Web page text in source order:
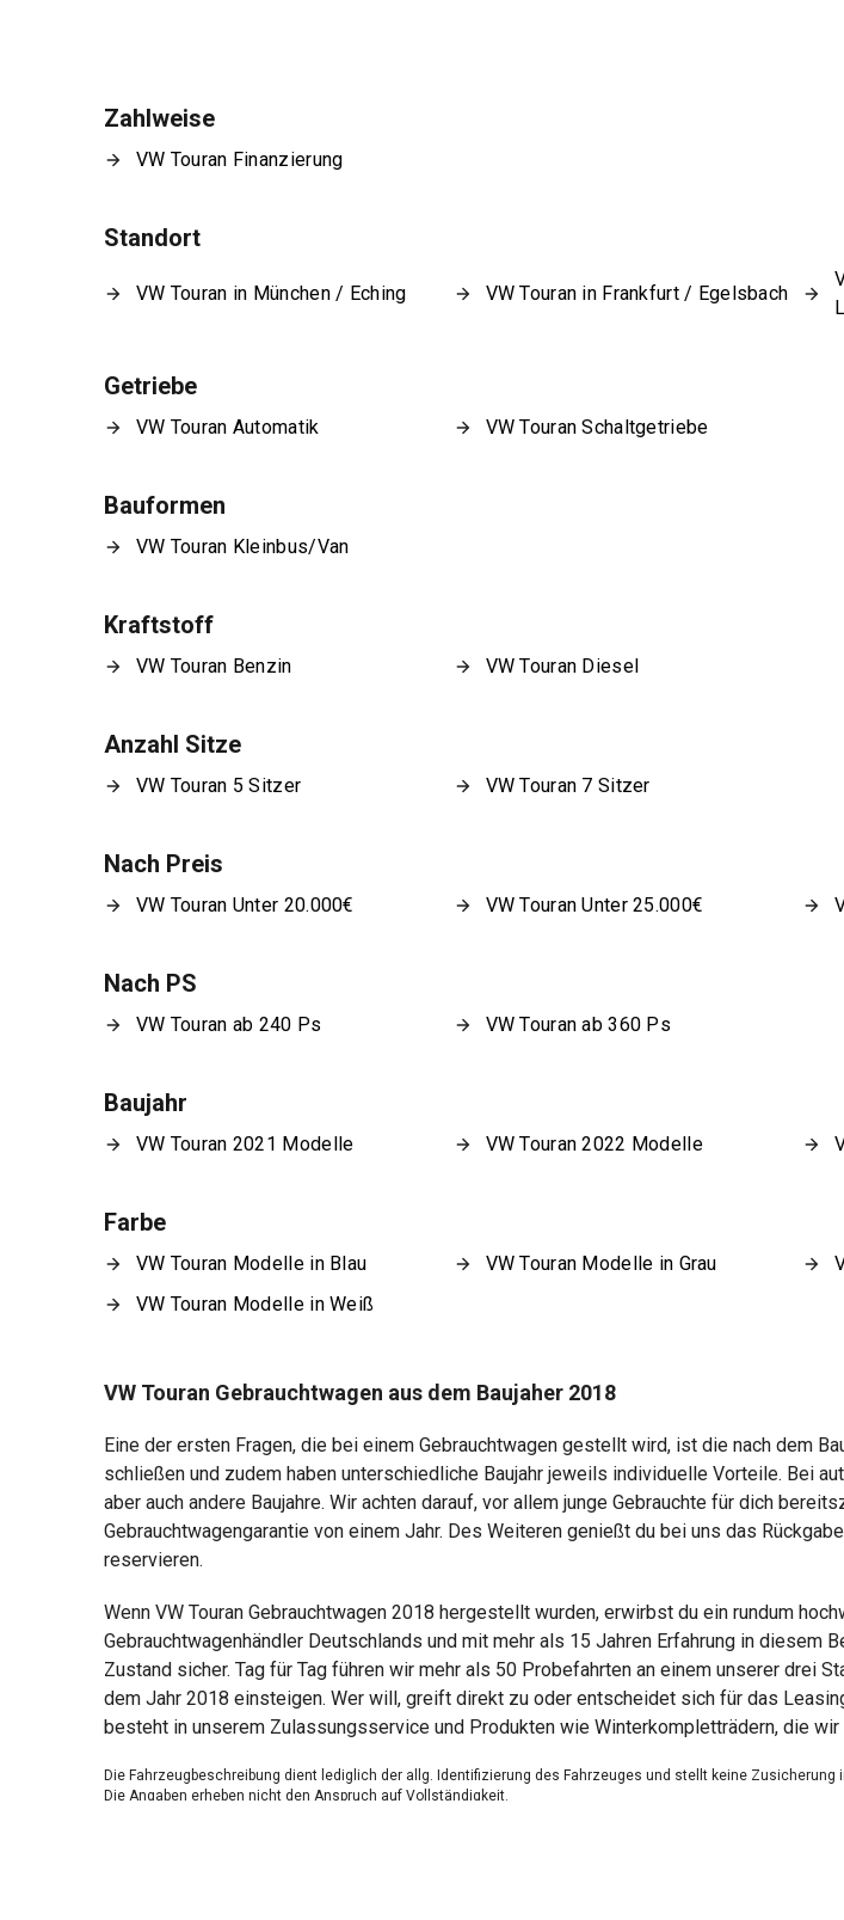
Zahlweise
VW Touran Finanzierung
Standort
VW Touran in München / Eching VW Touran in Frankfurt / Egelsbach
Getriebe
VW Touran Automatik VW Touran Schaltgetriebe
Bauformen
VW Touran Kleinbus/Van
Kraftstoff
VW Touran Benzin VW Touran Diesel
Anzahl Sitze
VW Touran 5 Sitzer VW Touran 7 Sitzer
Nach Preis
VW Touran Unter 20.000€ VW Touran Unter 25.000€
Nach PS
VW Touran ab 240 Ps VW Touran ab 360 Ps
Baujahr
VW Touran 2021 Modelle VW Touran 2022 Modelle
Farbe
VW Touran Modelle in Blau VW Touran Modelle in Grau
VW Touran Modelle in Weiß
VW Touran Gebrauchtwagen aus dem Baujaher 2018
Eine der ersten Fragen, die bei einem Gebrauchtwagen gestellt wird, ist die nach dem
schließen und zudem haben unterschiedliche Baujahr jeweils individuelle Vorteile. Bei
aber auch andere Baujahre. Wir achten darauf, vor allem junge Gebrauchte für dich
Gebrauchtwagengarantie von einem Jahr. Des Weiteren genießt du bei uns das
reservieren.
Wenn VW Touran Gebrauchtwagen 2018 hergestellt wurden, erwirbst du ein rundum
Gebrauchtwagenhändler Deutschlands und mit mehr als 15 Jahren Erfahrung in
Zustand sicher. Tag für Tag führen wir mehr als 50 Probefahrten an einem unserer drei
dem Jahr 2018 einsteigen. Wer will, greift direkt zu oder entscheidet sich für das
besteht in unserem Zulassungsservice und Produkten wie Winterkompletträdern, die
Die Fahrzeugbeschreibung dient lediglich der allg. Identifizierung des Fahrzeuges und stellt keine Zusicherung
Die Angaben erheben nicht den Anspruch auf Vollständigkeit.